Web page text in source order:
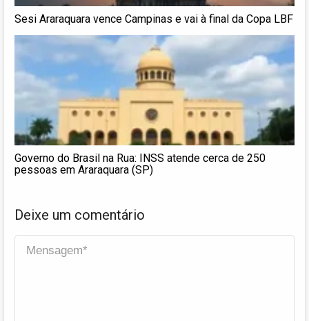
Sesi Araraquara vence Campinas e vai à final da Copa LBF
Governo do Brasil na Rua: INSS atende cerca de 250
pessoas em Araraquara (SP)
Deixe um comentário